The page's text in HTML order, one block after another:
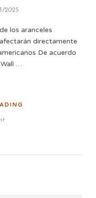
2025
los aranceles
directamente
De acuerdo
…